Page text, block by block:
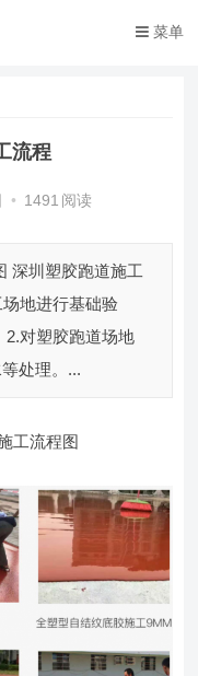
菜单
流程
• 1491 阅读
深圳塑胶跑道施工
地进行基础验
2.对塑胶跑道场地
处理。...
工流程图